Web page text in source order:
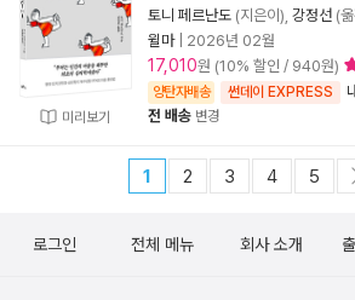
미리보기
토니 페르난도 (지은이), 강정선 (
윌마| 2026년 02월
17,010원 (10% 할인 / 940원)
양탄자배송 썬데이 EXPRESS
전 배송 변경
1 2 3 4 5
로그인 전체 메뉴 회사 소개